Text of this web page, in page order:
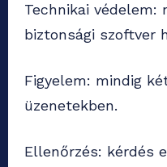
Technikai védelem:
biztonsági szoftver
Figyelem: mindig
üzenetekben.
Ellenőrzés: kérdés